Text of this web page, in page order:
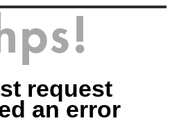
request
an error